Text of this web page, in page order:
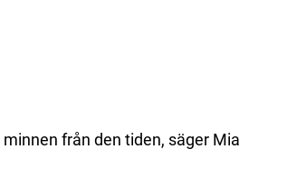
från den tiden, säger Mia